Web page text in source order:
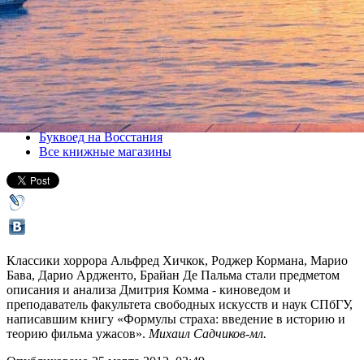
Встреча с Дмитрием Коммом
29 марта 2012, четверг,19.00
Версия для печати
Все лекции
Буквоед на Восстания
Все книжные магазины
Классики хоррора Альфред Хичкок, Роджер Кормана, Марио
Бава, Дарио Ардженто, Брайан Де Пальма стали предметом
описания и анализа Дмитрия Комма - киноведом и
преподаватель факультета свободных искусств и наук СПбГУ,
написавшим книгу «Формулы страха: введение в историю и
теорию фильма ужасов». Михаил Садчиков-мл.